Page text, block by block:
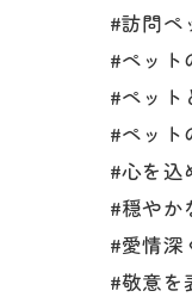
#訪問ペ
#ペット
#ペット
#ペット
#心を込
#穏やか
#愛情深
#敬意を